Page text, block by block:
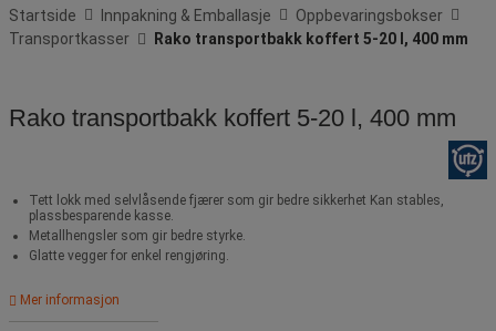
Startside Innpakning & Emballasje
Oppbevaringsbokser
Transportkasser
Rako transportbakk koffert 5-20 l, 400 mm
Rako transportbakk koffert 5-20 l, 400 mm
Tett lokk med selvlåsende fjærer som gir bedre sikkerhet Kan stables,
plassbesparende kasse.
Metallhengsler som gir bedre styrke.
Glatte vegger for enkel rengjøring.
Mer informasjon